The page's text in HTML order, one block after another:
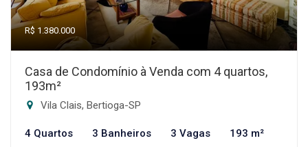
R$ 1.380.000
Casa de Condomínio à Venda com 4 quartos,
193m²
Vila Clais, Bertioga-SP
4 Quartos 3 Banheiros 3 Vagas 193 m²